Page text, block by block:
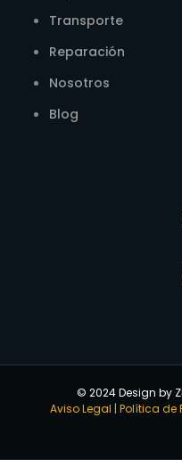
Transporte
Reparación
Nosotros
Blog
© 2024 Design by
Aviso Legal | Política de